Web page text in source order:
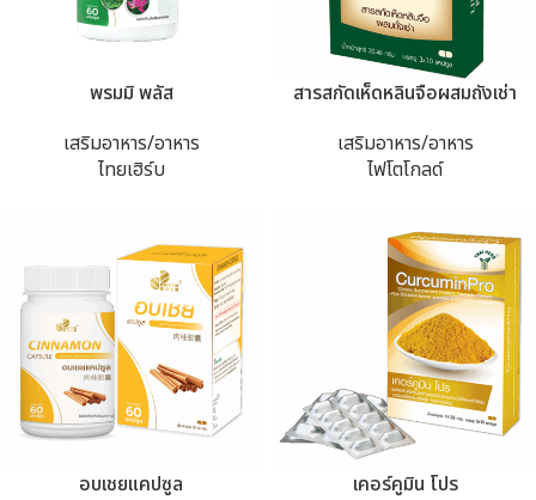
พรมมิ พลัส
เสริมอาหาร/อาหาร
ไทยเฮิร์บ
สารสกัดเห็ดหลินจือผสมถังเช่า
เสริมอาหาร/อาหาร
ไฟโตโกลด์
อบเชยแคปซูล
เคอร์คูมิน โปร